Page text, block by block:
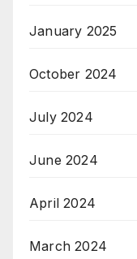
January 2025
October 2024
July 2024
June 2024
April 2024
March 2024